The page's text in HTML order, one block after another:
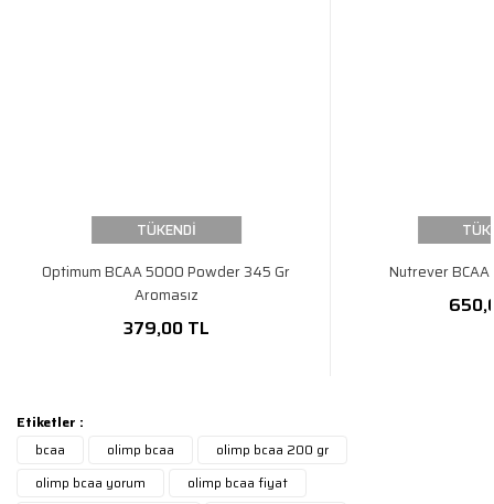
TÜKENDİ
Optimum BCAA 5000 Powder 345 Gr
Aromasız
379,00 TL
Nutrever
Etiketler :
bcaa
olimp bcaa
olimp bcaa 200 gr
olimp bcaa yorum
olimp bcaa fiyat